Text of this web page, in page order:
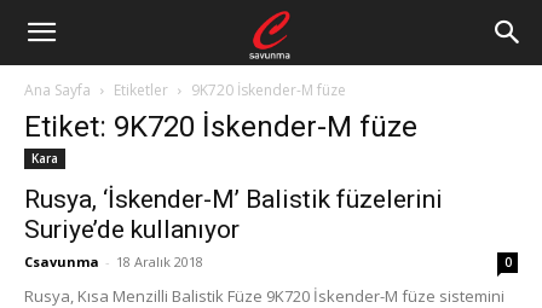
Ana Sayfa Etiketler 9K720 İskender-M füze
Etiket: 9K720 İskender-M füze
Kara
Rusya, ‘İskender-M’ Balistik füzelerini
Suriye’de kullanıyor
Csavunma - 18 Aralık 2018 0
Rusya, Kısa Menzilli Balistik Füze 9K720 İskender-M füze sistemini